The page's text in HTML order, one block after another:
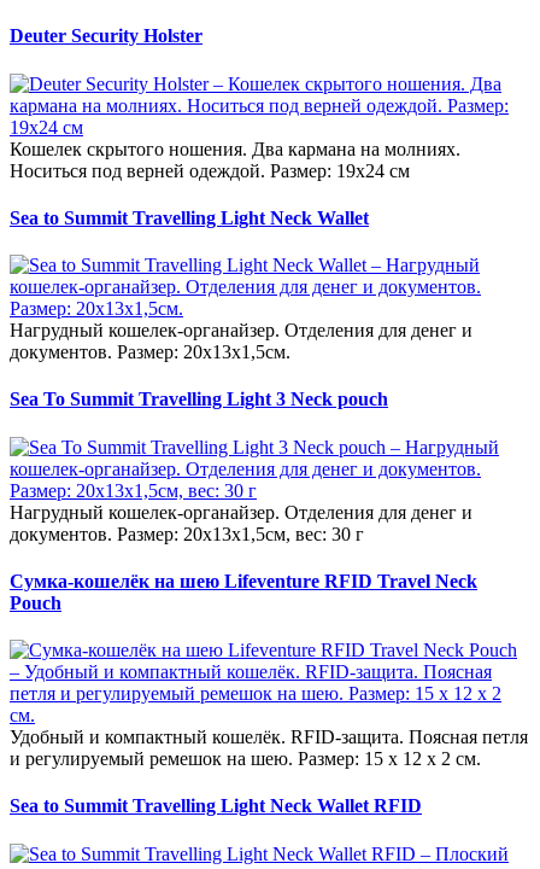
Deuter Security Holster
Кошелек скрытого ношения. Два кармана на молниях.
Носиться под верней одеждой. Размер: 19x24 см
Sea to Summit Travelling Light Neck Wallet
Нагрудный кошелек-органайзер. Отделения для денег и
документов. Размер: 20х13х1,5см.
Sea To Summit Travelling Light 3 Neck pouch
Нагрудный кошелек-органайзер. Отделения для денег и
документов. Размер: 20х13х1,5см, вес: 30 г
Сумка-кошелёк на шею Lifeventure RFID Travel Neck
Pouch
Удобный и компактный кошелёк. RFID-защита. Поясная петля
и регулируемый ремешок на шею. Размер: 15 х 12 х 2 см.
Sea to Summit Travelling Light Neck Wallet RFID